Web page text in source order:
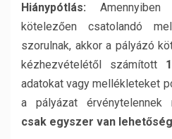
Hiánypótlás:
kötelezően csatolandó
szorulnak, akkor a pályázó
kézhezvételétől számított
adatokat vagy mellékleteket
a pályázat érvénytelennek
csak egyszer van lehetőség